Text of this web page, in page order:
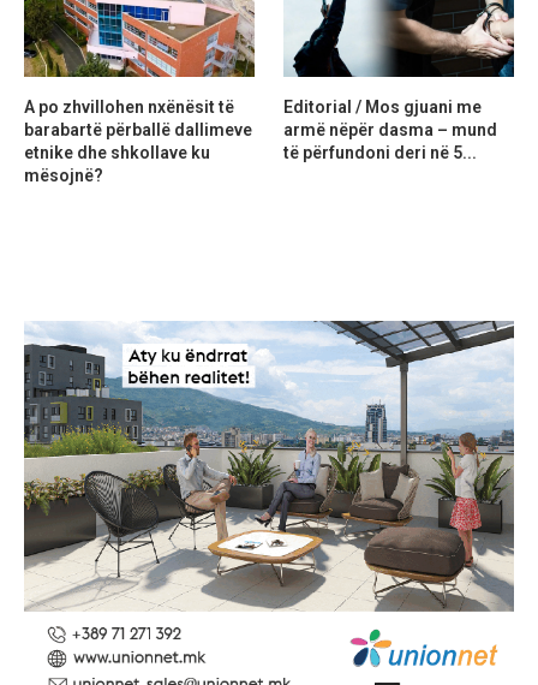
A po zhvillohen nxënësit të
barabartë përballë dallimeve
etnike dhe shkollave ku
mësojnë?
Editorial / Mos gjuani me
armë nëpër dasma – mund
të përfundoni deri në 5...